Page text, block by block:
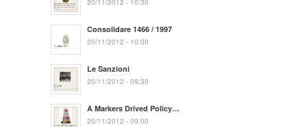
20/11/2012 - 10:30
Consolidare 1466 / 1997
20/11/2012 - 10:00
Le Sanzioni
20/11/2012 - 09:30
A Markers Drived Policy…
20/11/2012 - 09:00